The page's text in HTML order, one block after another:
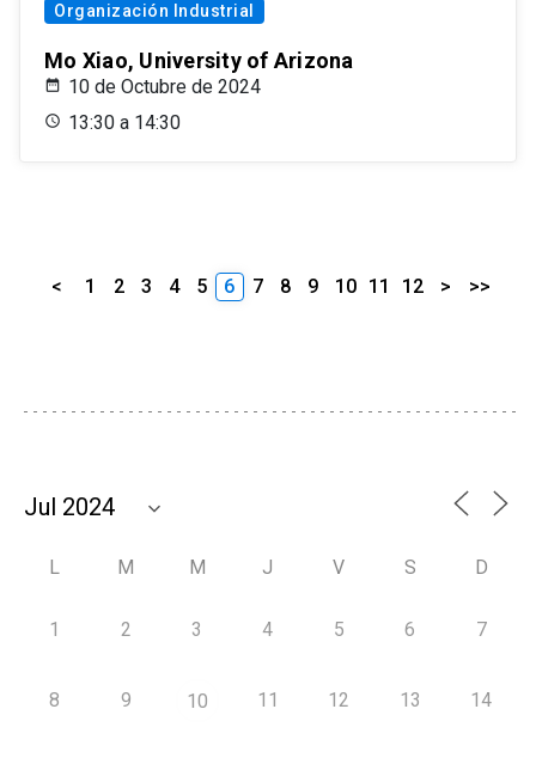
Organización Industrial
Mo Xiao, University of Arizona
10 de Octubre de 2024
13:30 a 14:30
< 1 2 3 4 5 6 7 8 9 10 11 12 > >>
L M M J V S D
1 2 3 4 5 6 7
8 9 10 11 12 13 14